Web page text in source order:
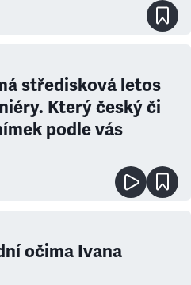
středisková letos
Který český či
podle vás
očima Ivana